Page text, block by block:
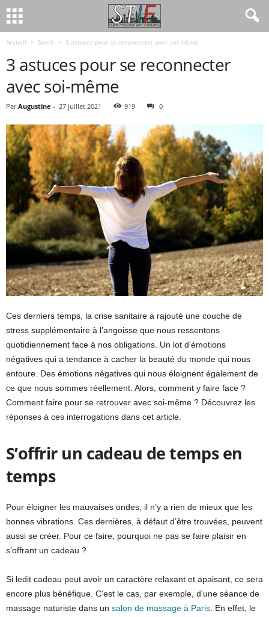
Accueil Santé 3 astuces pour se reconnecter avec soi-même
3 astuces pour se reconnecter
avec soi-même
Par Augustine - 27 juillet 2021 919 0
Ces derniers temps, la crise sanitaire a rajouté une couche de
stress supplémentaire à l’angoisse que nous ressentons
quotidiennement face à nos obligations. Un lot d’émotions
négatives qui a tendance à cacher la beauté du monde qui nous
entoure. Des émotions négatives qui nous éloignent également de
ce que nous sommes réellement. Alors, comment y faire face ?
Comment faire pour se retrouver avec soi-même ? Découvrez les
réponses à ces interrogations dans cet article.
S’offrir un cadeau de temps en
temps
Pour éloigner les mauvaises ondes, il n’y a rien de mieux que les
bonnes vibrations. Ces dernières, à défaut d’être trouvées, peuvent
aussi se créer. Pour ce faire, pourquoi ne pas se faire plaisir en
s’offrant un cadeau ?
Si ledit cadeau peut avoir un caractère relaxant et apaisant, ce sera
encore plus bénéfique. C’est le cas, par exemple, d’une séance de
massage naturiste dans un salon de massage à Paris. En effet, le